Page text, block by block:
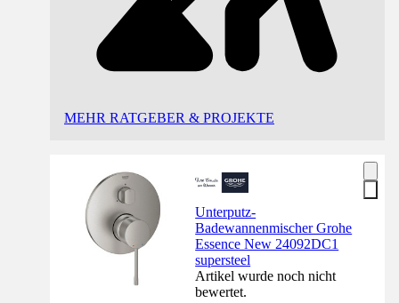
MEHR RATGEBER & PROJEKTE
Unterputz-
Badewannenmischer Grohe
Essence New 24092DC1
supersteel
Artikel wurde noch nicht
bewertet.